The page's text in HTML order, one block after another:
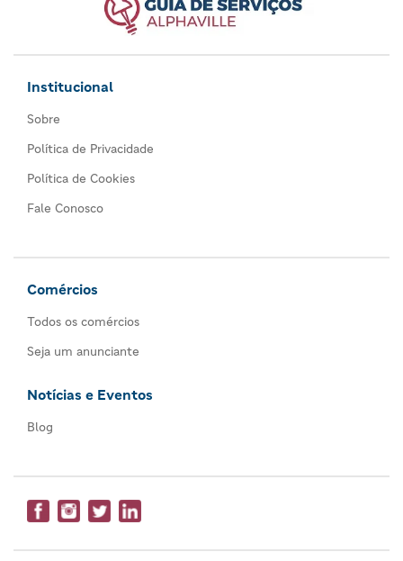
Institucional
Sobre
Política de Privacidade
Política de Cookies
Fale Conosco
Comércios
Todos os comércios
Seja um anunciante
Notícias e Eventos
Blog